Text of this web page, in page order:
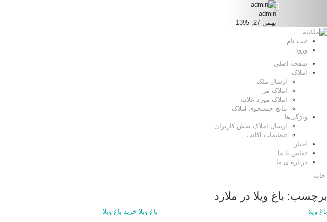
admin
بهمن 27, 1395
ثبت نام
ورود
صفحه اصلی
املاک
ارسال ملک
املاک من
املاک مورد علاقه
نتایج جستجوی املاک
ویژگی‌ها
ارسال املاک بخش کاربران
تنظیمات اکانت
اخبار
تماس با ما
درباره ی ما
خانه
برچسب: باغ ویلا در ملارد
باغ ویلا خرید باغ ویلا باغ ویلا